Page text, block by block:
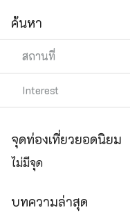
ค้นหา
สถานที่
Interest
จุดท่องเที่ยวยอดนิยม
ไม่มีจุด
บทความล่าสุด